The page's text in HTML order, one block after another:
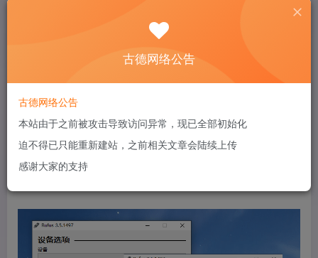
Linux，UEFI等）创建成USB安装盘的时候、你需要使用一
个还没有安装操作系统的设备的时候、你需要从DOS系统刷
具的时候。Rufus 麻雀虽小，五脏俱全，体积虽小，功能全
面。Rufus在从ISO镜像创建 Windows 7 USB安装盘的时
候，他比 UNetbootin，Universal USB Installer 或者
Windows 7 USB download tool 大约快2倍。当然，在创建
古德网络公告
古德网络公告
本站由于之前被攻击导致访问异常，现已全部初始化
迫不得已只能重新建站，之前相关文章会陆续上传
感谢大家的支持